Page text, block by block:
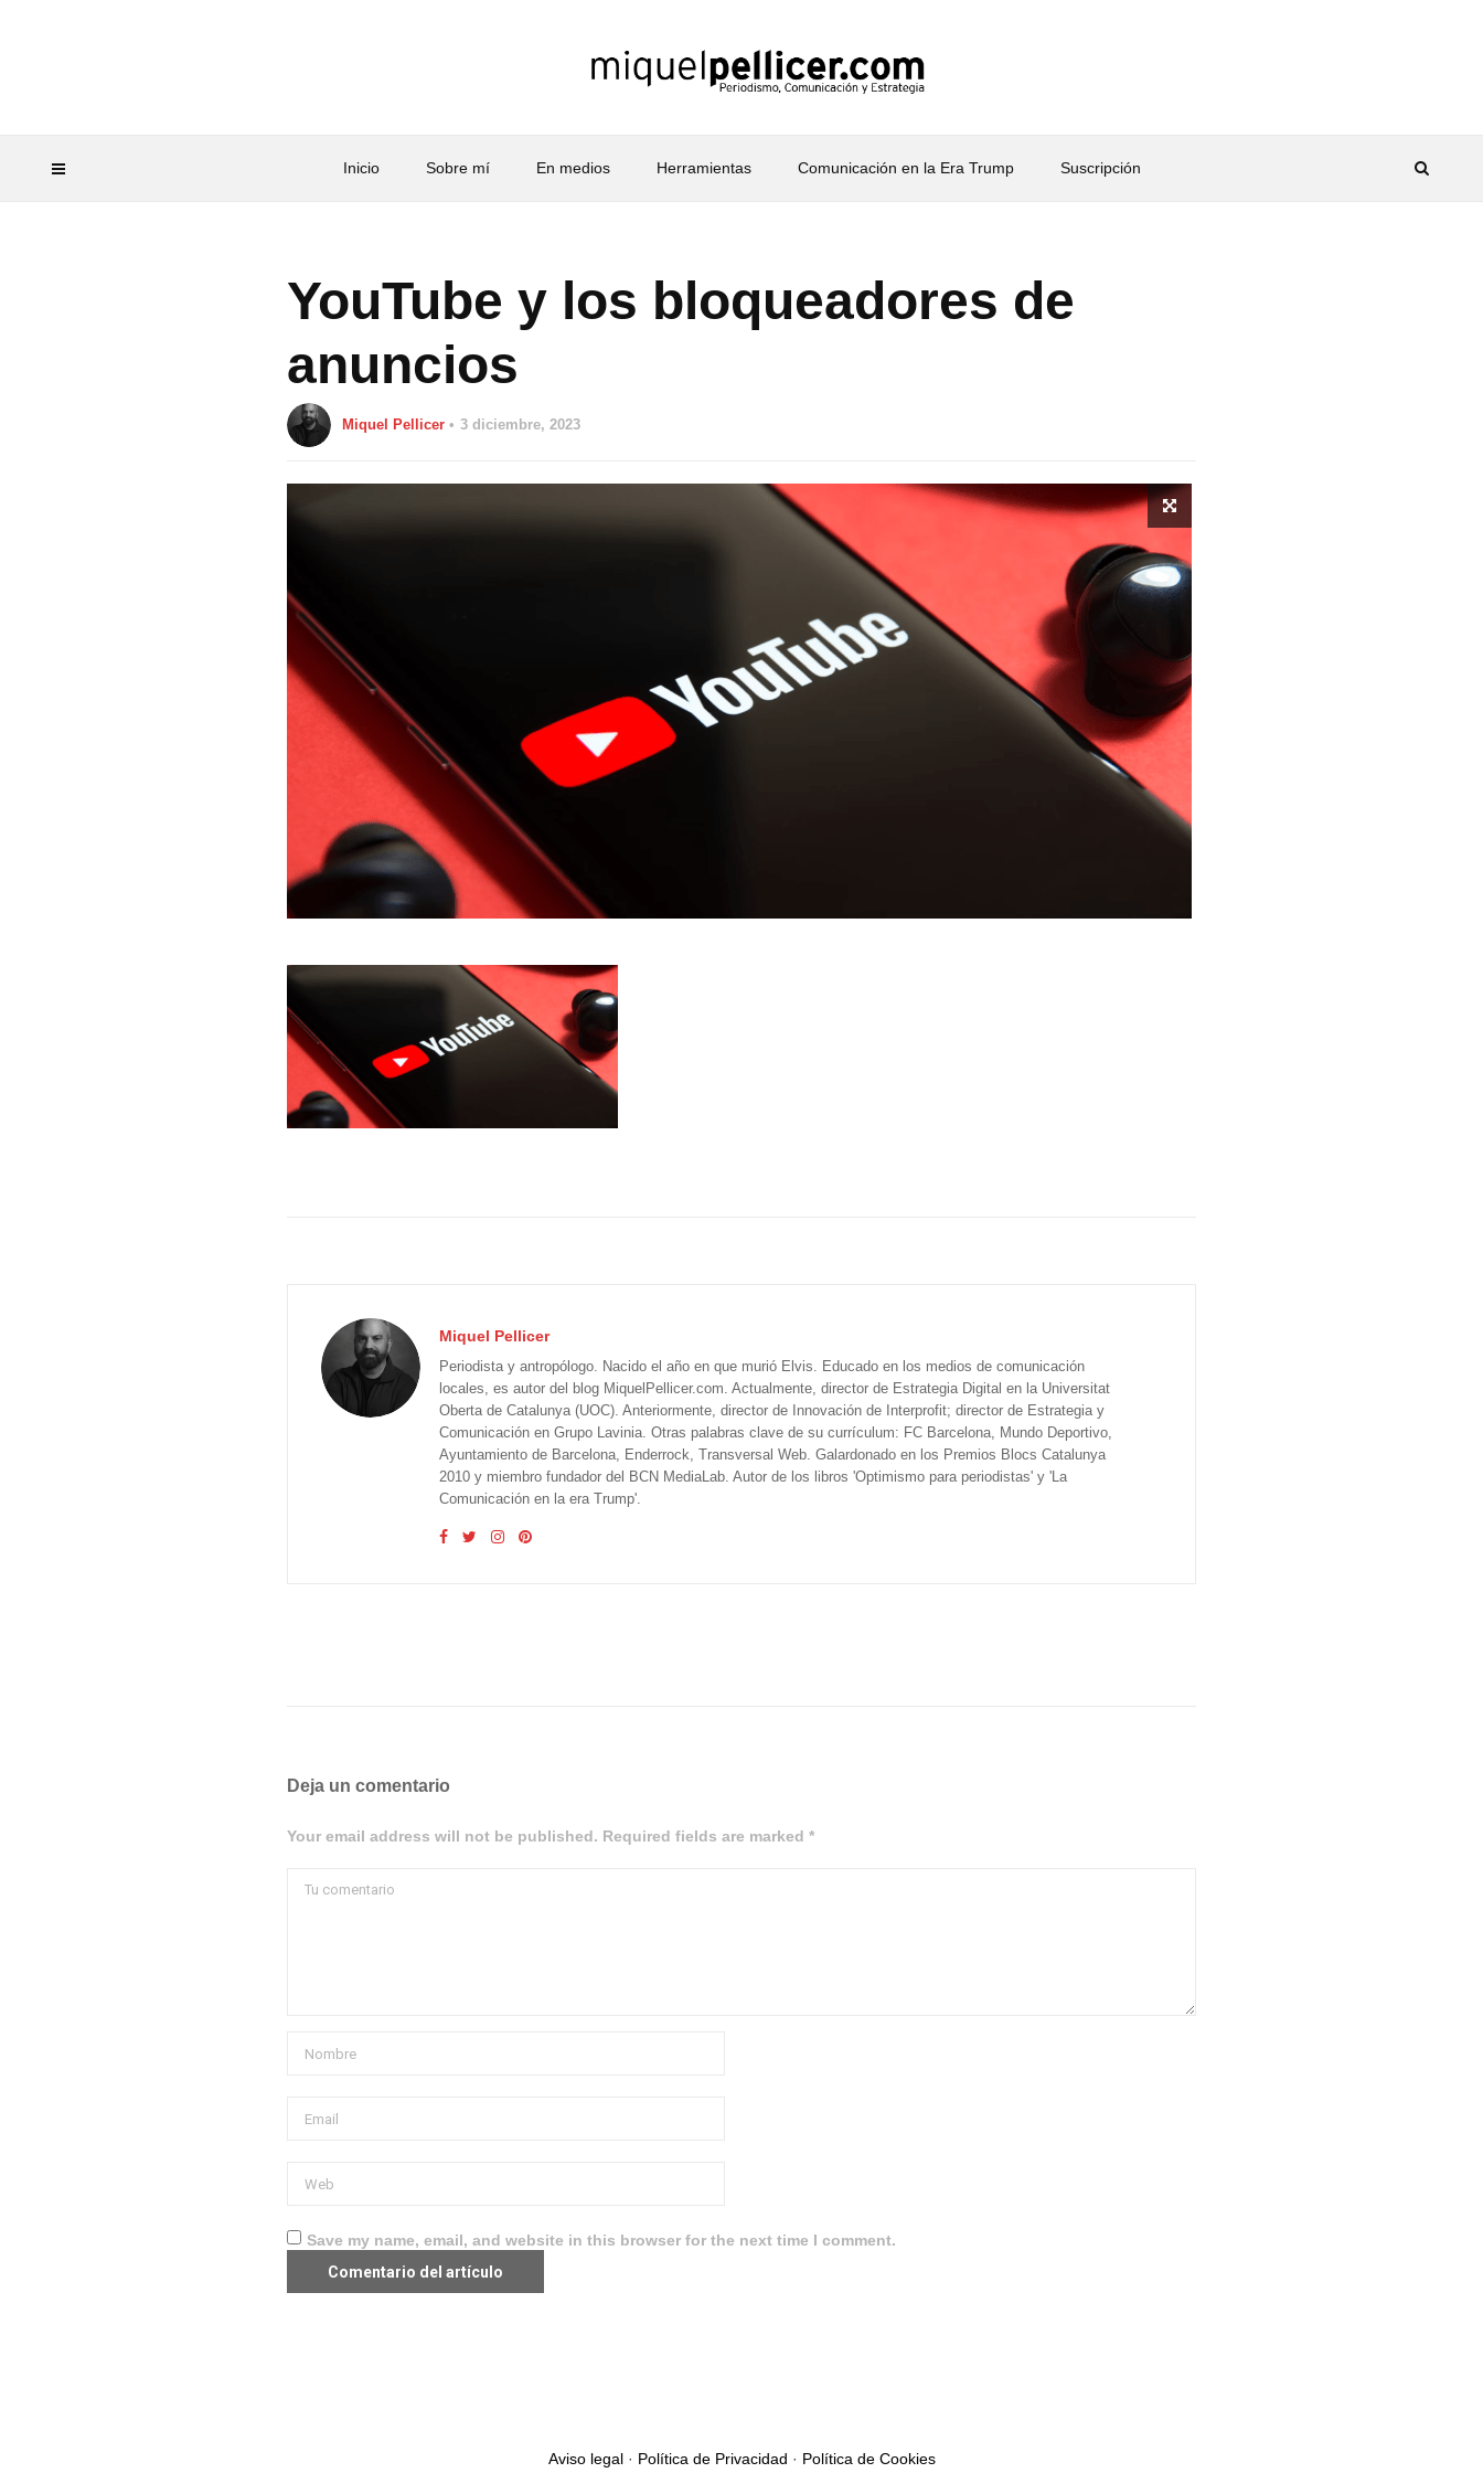
Inicio Sobre mí En medios Herramientas Comunicación en la Era Trump Suscripción
YouTube y los bloqueadores de
anuncios
Miquel Pellicer 3 diciembre, 2023
Miquel Pellicer
Periodista y antropólogo. Nacido el año en que murió Elvis. Educado en los medios de comunicación
locales, es autor del blog MiquelPellicer.com. Actualmente, director de Estrategia Digital en la Universitat
Oberta de Catalunya (UOC). Anteriormente, director de Innovación de Interprofit; director de Estrategia y
Comunicación en Grupo Lavinia. Otras palabras clave de su currículum: FC Barcelona, Mundo Deportivo,
Ayuntamiento de Barcelona, Enderrock, Transversal Web. Galardonado en los Premios Blocs Catalunya
2010 y miembro fundador del BCN MediaLab. Autor de los libros 'Optimismo para periodistas' y 'La
Comunicación en la era Trump'.
Deja un comentario
Your email address will not be published. Required fields are marked *
Save my name, email, and website in this browser for the next time I comment.
Aviso legal· Política de Privacidad · Política de Cookies